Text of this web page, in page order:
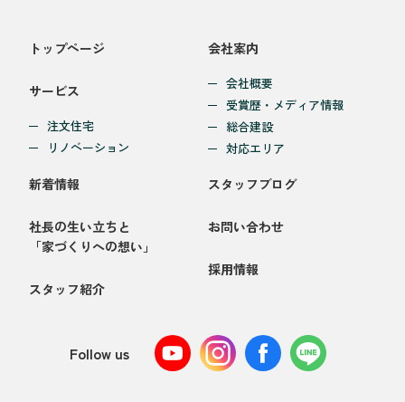
トップページ
サービス
注文住宅
リノベーション
会社案内
会社概要
受賞歴・メディア情報
総合建設
対応エリア
新着情報
社長の生い立ちと
「家づくりへの想い」
スタッフ紹介
スタッフブログ
お問い合わせ
採用情報
Follow us